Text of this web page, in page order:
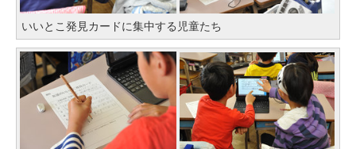
いいとこ発見カードに集中する児童たち